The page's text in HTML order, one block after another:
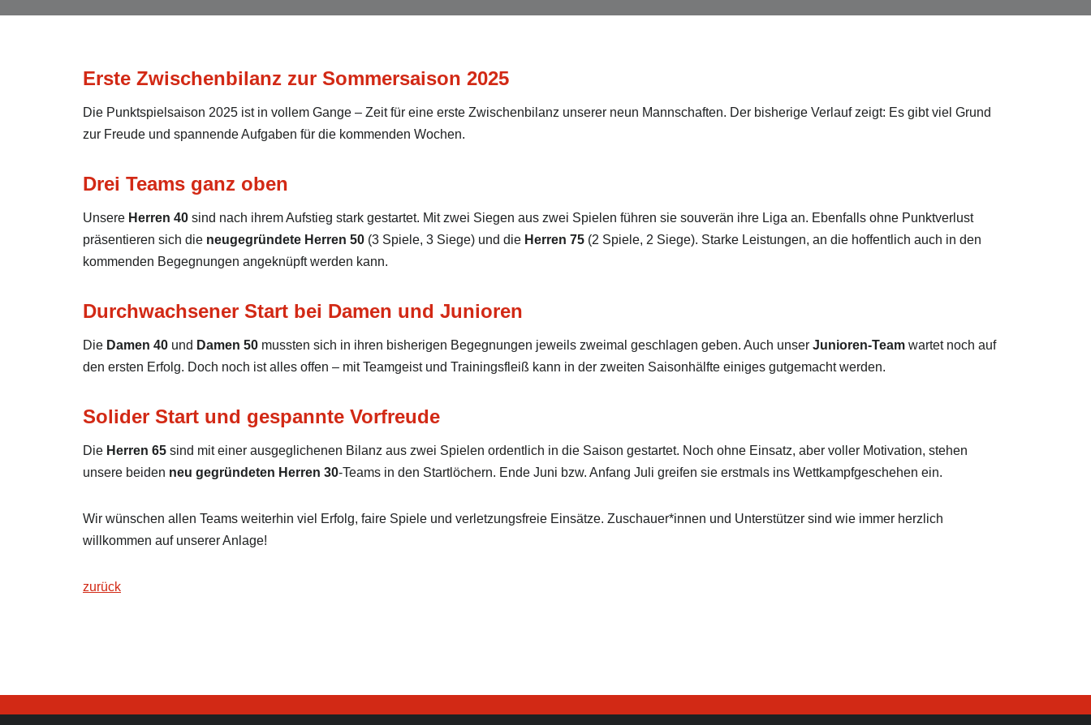
Erste Zwischenbilanz zur Sommersaison 2025
Die Punktspielsaison 2025 ist in vollem Gange – Zeit für eine erste Zwischenbilanz unserer neun Mannschaften. Der bisherige Verlauf zeigt: Es gibt viel Grund
zur Freude und spannende Aufgaben für die kommenden Wochen.
Drei Teams ganz oben
Unsere Herren 40 sind nach ihrem Aufstieg stark gestartet. Mit zwei Siegen aus zwei Spielen führen sie souverän ihre Liga an. Ebenfalls ohne Punktverlust
präsentieren sich die neugegründete Herren 50 (3 Spiele, 3 Siege) und die Herren 75 (2 Spiele, 2 Siege). Starke Leistungen, an die hoffentlich auch in den
kommenden Begegnungen angeknüpft werden kann.
Durchwachsener Start bei Damen und Junioren
Die Damen 40 und Damen 50 mussten sich in ihren bisherigen Begegnungen jeweils zweimal geschlagen geben. Auch unser Junioren-Team wartet noch auf
den ersten Erfolg. Doch noch ist alles offen – mit Teamgeist und Trainingsfleiß kann in der zweiten Saisonhälfte einiges gutgemacht werden.
Solider Start und gespannte Vorfreude
Die Herren 65 sind mit einer ausgeglichenen Bilanz aus zwei Spielen ordentlich in die Saison gestartet. Noch ohne Einsatz, aber voller Motivation, stehen
unsere beiden neu gegründeten Herren 30-Teams in den Startlöchern. Ende Juni bzw. Anfang Juli greifen sie erstmals ins Wettkampfgeschehen ein.
Wir wünschen allen Teams weiterhin viel Erfolg, faire Spiele und verletzungsfreie Einsätze. Zuschauer*innen und Unterstützer sind wie immer herzlich
willkommen auf unserer Anlage!
zurück